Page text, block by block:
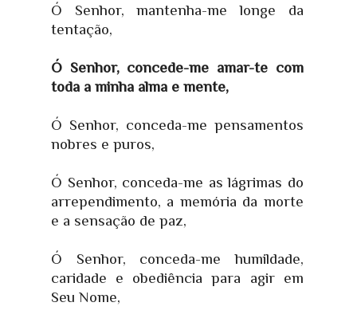
Ó Senhor, mantenha-me longe da
tentação,
Ó Senhor, concede-me amar-te com
toda a minha alma e mente,
Ó Senhor, conceda-me pensamentos
nobres e puros,
Ó Senhor, conceda-me as lágrimas do
arrependimento, a memória da morte
e a sensação de paz,
Ó Senhor, conceda-me humildade,
caridade e obediência para agir em
Seu Nome,